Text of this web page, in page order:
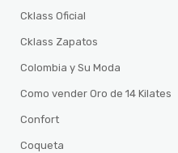
Cklass Oficial
Cklass Zapatos
Colombia y Su Moda
Como vender Oro de 14 Kilates
Confort
Coqueta